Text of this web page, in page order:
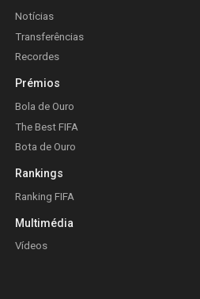
Notícias
Transferências
Recordes
Prémios
Bola de Ouro
The Best FIFA
Bota de Ouro
Rankings
Ranking FIFA
Multimédia
Vídeos